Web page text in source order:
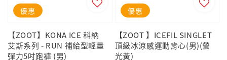
優惠
【ZOOT】KONA ICE 科納
艾斯系列 - RUN 補給型輕量
彈力5吋跑褲 (男)
優惠
【ZOOT 】ICEFIL SINGLET
頂級冰涼感運動背心(男)(螢
光黃)